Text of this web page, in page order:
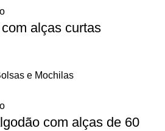
alças curtas
e Mochilas
com alças de 60